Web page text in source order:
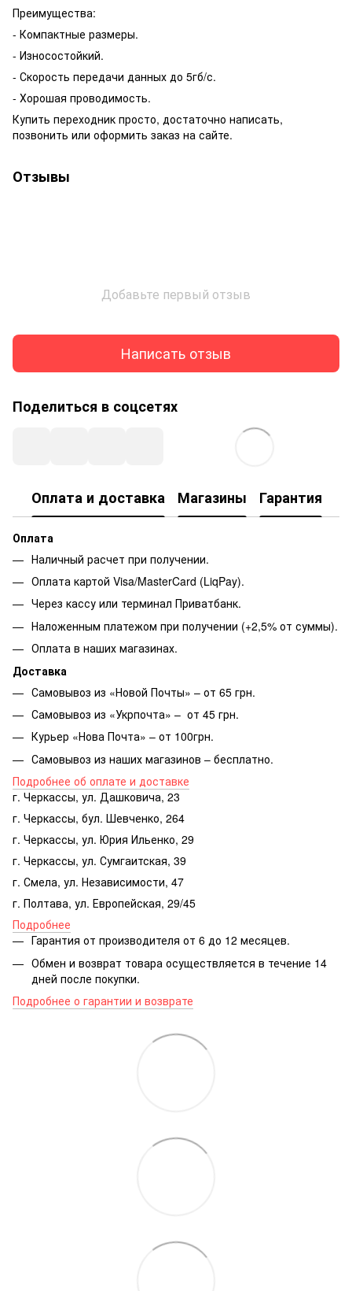
Преимущества:
- Компактные размеры.
- Износостойкий.
- Скорость передачи данных до 5гб/с.
- Хорошая проводимость.
Купить переходник просто, достаточно написать,
позвонить или оформить заказ на сайте.
Отзывы
Добавьте первый отзыв
Написать отзыв
Поделиться в соцсетях
Оплата и доставка Магазины Гарантия
Оплата
Наличный расчет при получении.
Оплата картой Visa/MasterCard (LiqPay).
Через кассу или терминал Приватбанк.
Наложенным платежом при получении (+2,5% от суммы).
Оплата в наших магазинах.
Доставка
Самовывоз из «Новой Почты» – от 65 грн.
Самовывоз из «Укрпочта» – от 45 грн.
Курьер «Нова Почта» – от 100грн.
Самовывоз из наших магазинов – бесплатно.
Подробнее об оплате и доставке
г. Черкассы, ул. Дашковича, 23
г. Черкассы, бул. Шевченко, 264
г. Черкассы, ул. Юрия Ильенко, 29
г. Черкассы, ул. Сумгаитская, 39
г. Смела, ул. Независимости, 47
г. Полтава, ул. Европейская, 29/45
Подробнее
Гарантия от производителя от 6 до 12 месяцев.
Обмен и возврат товара осуществляется в течение 14
дней после покупки.
Подробнее о гарантии и возврате